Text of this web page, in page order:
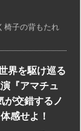
椅子の背もたれ
界を駆け巡る
『アマチュ
交錯するノ
感せよ！